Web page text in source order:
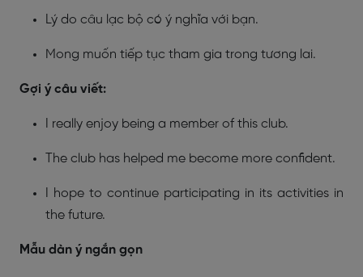
Lý do câu lạc bộ có ý nghĩa với bạn.
Mong muốn tiếp tục tham gia trong tương lai.
Gợi ý câu viết:
I really enjoy being a member of this club.
The club has helped me become more confident.
I hope to continue participating in its activities in
the future.
Mẫu dàn ý ngắn gọn